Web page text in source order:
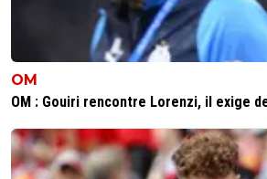
OM
OM : Gouiri rencontre Lorenzi, il exige